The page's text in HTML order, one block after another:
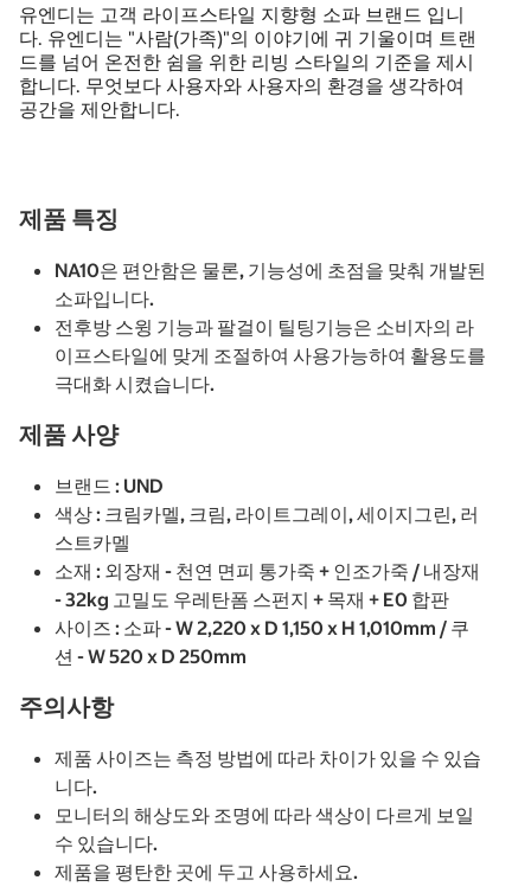
유엔디는 고객 라이프스타일 지향형 소파 브랜드 입니
다. 유엔디는 "사람(가족)"의 이야기에 귀 기울이며 트랜
드를 넘어 온전한 쉼을 위한 리빙 스타일의 기준을 제시
합니다. 무엇보다 사용자와 사용자의 환경을 생각하여
공간을 제안합니다.
제품 특징
NA10은 편안함은 물론, 기능성에 초점을 맞춰 개발된
소파입니다.
전후방 스윙 기능과 팔걸이 틸팅기능은 소비자의 라
이프스타일에 맞게 조절하여 사용가능하여 활용도를
극대화 시켰습니다.
제품 사양
브랜드 : UND
색상 : 크림카멜, 크림, 라이트그레이, 세이지그린, 러
스트카멜
소재 : 외장재 - 천연 면피 통가죽 + 인조가죽 / 내장재
- 32kg 고밀도 우레탄폼 스펀지 + 목재 + E0 합판
사이즈 : 소파 - W 2,220 x D 1,150 x H 1,010mm / 쿠
션 - W 520 x D 250mm
주의사항
제품 사이즈는 측정 방법에 따라 차이가 있을 수 있습
니다.
모니터의 해상도와 조명에 따라 색상이 다르게 보일
수 있습니다.
제품을 평탄한 곳에 두고 사용하세요.